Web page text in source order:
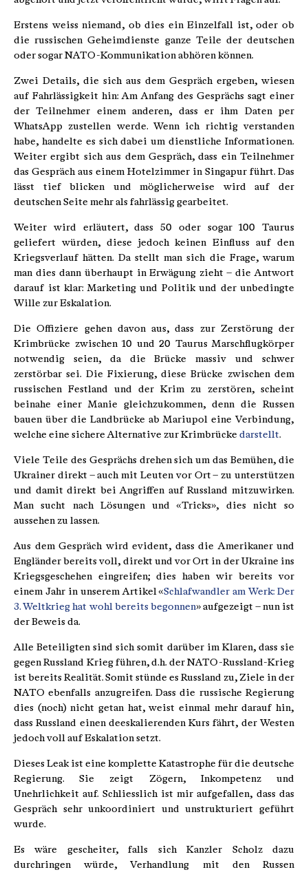
Erstens weiss niemand, ob dies ein Einzelfall ist, oder ob
die russischen Geheimdienste ganze Teile der deutschen
oder sogar NATO-Kommunikation abhören können.
Zwei Details, die sich aus dem Gespräch ergeben, wiesen
auf Fahrlässigkeit hin: Am Anfang des Gesprächs sagt einer
der Teilnehmer einem anderen, dass er ihm Daten per
WhatsApp zustellen werde. Wenn ich richtig verstanden
habe, handelte es sich dabei um dienstliche Informationen.
Weiter ergibt sich aus dem Gespräch, dass ein Teilnehmer
das Gespräch aus einem Hotelzimmer in Singapur führt. Das
lässt tief blicken und möglicherweise wird auf der
deutschen Seite mehr als fahrlässig gearbeitet.
Weiter wird erläutert, dass 50 oder sogar 100 Taurus
geliefert würden, diese jedoch keinen Einfluss auf den
Kriegsverlauf hätten. Da stellt man sich die Frage, warum
man dies dann überhaupt in Erwägung zieht – die Antwort
darauf ist klar: Marketing und Politik und der unbedingte
Wille zur Eskalation.
Die Offiziere gehen davon aus, dass zur Zerstörung der
Krimbrücke zwischen 10 und 20 Taurus Marschflugkörper
notwendig seien, da die Brücke massiv und schwer
zerstörbar sei. Die Fixierung, diese Brücke zwischen dem
russischen Festland und der Krim zu zerstören, scheint
beinahe einer Manie gleichzukommen, denn die Russen
bauen über die Landbrücke ab Mariupol eine Verbindung,
welche eine sichere Alternative zur Krimbrücke darstellt.
Viele Teile des Gesprächs drehen sich um das Bemühen, die
Ukrainer direkt – auch mit Leuten vor Ort – zu unterstützen
und damit direkt bei Angriffen auf Russland mitzuwirken.
Man sucht nach Lösungen und «Tricks», dies nicht so
aussehen zu lassen.
Aus dem Gespräch wird evident, dass die Amerikaner und
Engländer bereits voll, direkt und vor Ort in der Ukraine ins
Kriegsgeschehen eingreifen; dies haben wir bereits vor
einem Jahr in unserem Artikel «Schlafwandler am Werk: Der
3. Weltkrieg hat wohl bereits begonnen» aufgezeigt – nun ist
der Beweis da.
Alle Beteiligten sind sich somit darüber im Klaren, dass sie
gegen Russland Krieg führen, d.h. der NATO-Russland-Krieg
ist bereits Realität. Somit stünde es Russland zu, Ziele in der
NATO ebenfalls anzugreifen. Dass die russische Regierung
dies (noch) nicht getan hat, weist einmal mehr darauf hin,
dass Russland einen deeskalierenden Kurs fährt, der Westen
jedoch voll auf Eskalation setzt.
Dieses Leak ist eine komplette Katastrophe für die deutsche
Regierung. Sie zeigt Zögern, Inkompetenz und
Unehrlichkeit auf. Schliesslich ist mir aufgefallen, dass das
Gespräch sehr unkoordiniert und unstrukturiert geführt
wurde.
Es wäre gescheiter, falls sich Kanzler Scholz dazu
durchringen würde, Verhandlung mit den Russen